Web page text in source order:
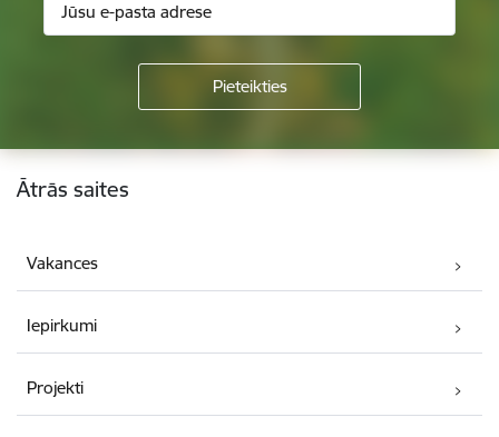
Kājene
Ātrās saites
Vakances
Iepirkumi
Projekti